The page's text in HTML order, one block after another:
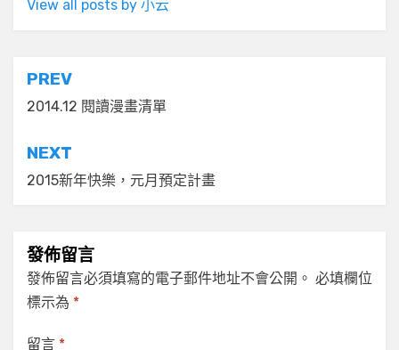
View all posts by 小云
文
章
導
覽
PREV
2014.12 閱讀漫畫清單
NEXT
2015新年快樂，元月預定計畫
發佈留言
發佈留言必須填寫的電子郵件地址不會公開。 必填欄位
標示為 *
留言 *